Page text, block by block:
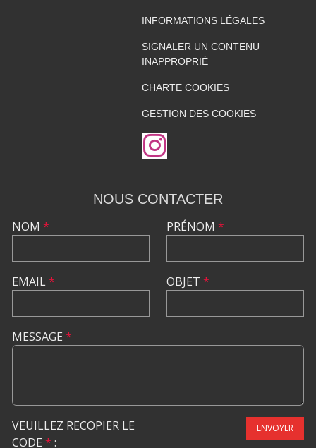
INFORMATIONS LÉGALES
SIGNALER UN CONTENU
INAPPROPRIÉ
CHARTE COOKIES
GESTION DES COOKIES
NOUS CONTACTER
NOM *
EMAIL*
PRÉNOM *
OBJET *
MESSAGE *
VEUILLEZ RECOPIER LE
CODE * :
ENVOYER